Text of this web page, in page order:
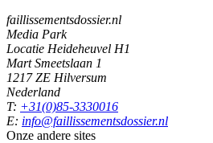
faillissementsdossier.nl
Media Park
Locatie Heideheuvel H1
Mart Smeetslaan 1
1217 ZE Hilversum
Nederland
T: +31(0)85-3330016
E: info@faillissementsdossier.nl
Onze andere sites